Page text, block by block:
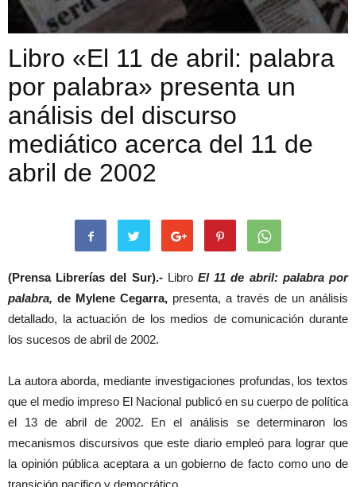
Libro «El 11 de abril: palabra
por palabra» presenta un
análisis del discurso
mediático acerca del 11 de
abril de 2002
(Prensa Librerías del Sur).- LibroEl 11 de abril: palabra por
palabra, de Mylene Cegarra, presenta, a través de un análisis
detallado, la actuación de los medios de comunicación durante
los sucesos de abril de 2002.
La autora aborda, mediante investigaciones profundas, los textos
que el medio impreso El Nacional publicó en su cuerpo de política
el 13 de abril de 2002. En el análisis se determinaron los
mecanismos discursivos que este diario empleó para lograr que
la opinión pública aceptara a un gobierno de facto como uno de
transición pacifico y democrático.